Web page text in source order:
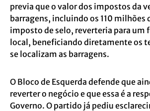
previa que o valor dos impostos da
barragens, incluindo os 110 milhões
imposto de selo, reverteria para um
local, beneficiando diretamente os
se localizam as barragens.
O Bloco de Esquerda defende que
reverter o negócio e que essa é a
Governo. O partido já pediu